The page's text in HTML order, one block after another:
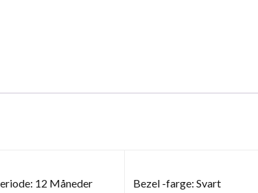
12 Måneder Bezel -farge: Svart